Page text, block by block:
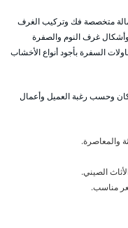
متخصصة فك وتركيب الغرف
غرف النوم والصفرة
السفرة بأجود أنواع الأخشاب
وحسب رغبة العميل وأعمال
والمعاصرة.
الصيني.
مناسب.